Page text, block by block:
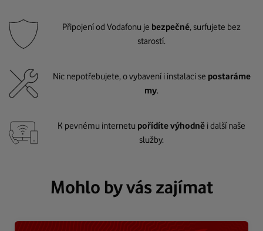
Připojení od Vodafonu je bezpečné, surfujete bez
starostí.
Nic nepotřebujete, o vybavení i instalaci se postaráme
my.
K pevnému internetu pořídíte výhodně i další naše
služby.
Mohlo by vás zajímat